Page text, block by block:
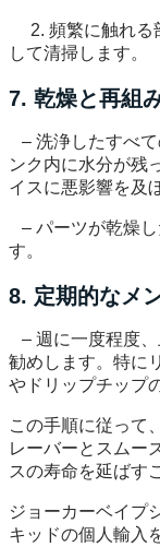
2. 頻繁に触れる
して清掃します。
7. 乾燥と再組
– 洗浄したすべ
ンク内に水分が残
イスに悪影響を及
– パーツが乾燥
す。
8. 定期的なメ
– 週に一度程度
勧めします。特に
やドリップチップ
この手順に従って
レーバーとスムー
スの寿命を延ばす
ジョーカーベイプ
キッドの個人輸入